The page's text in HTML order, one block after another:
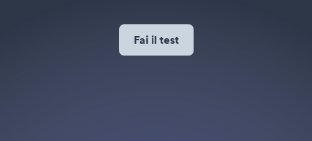
Fai il test